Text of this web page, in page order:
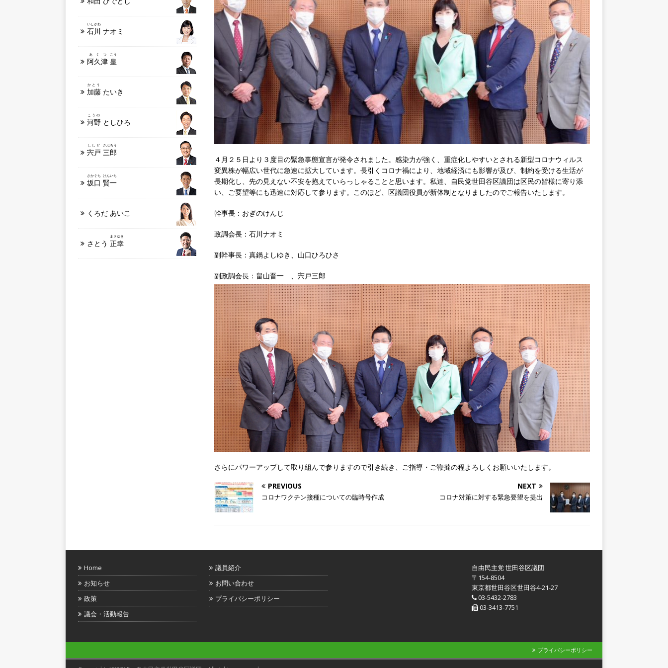
４月２５日より３度目の緊急事態宣言が発令されました。感染力が強く、重症化しやすいとされる新型コロナウィルス
変異株が幅広い世代に急速に拡大しています。長引くコロナ禍により、地域経済にも影響が及び、制約を受ける生活が
長期化し、先の見えない不安を抱えていらっしゃることと思います。私達、自民党世田谷区議団は区民の皆様に寄り添
い、ご要望等にも迅速に対応して参ります。このほど、区議団役員が新体制となりましたのでご報告いたします。
幹事長：おぎのけんじ
政調会長：石川ナオミ
副幹事長：真鍋よしゆき、山口ひろひさ
副政調会長：畠山晋一 、宍戸三郎
さらにパワーアップして取り組んで参りますので引き続き、ご指導・ご鞭撻の程よろしくお願いいたします。
PREVIOUS
コロナワクチン接種についての臨時号作成
NEXT
コロナ対策に対する緊急要望を提出
石川
いしかわ
ナオミ
阿久津
あくつ
皇
こう
加藤
かとう
たいき
河野
こうの
としひろ
宍戸
ししど
三郎
さぶろう
坂口
さかぐち
賢一
けんいち
くろだ あいこ
さとう 正幸
まさゆき
Home
お知らせ
政策
議会・活動報告
議員紹介
お問い合わせ
プライバシーポリシー
自由民主党 世田谷区議団
〒154-8504
東京都世田谷区世田谷4-21-27
03-5432-2783
03-3413-7751
プライバシーポリシー